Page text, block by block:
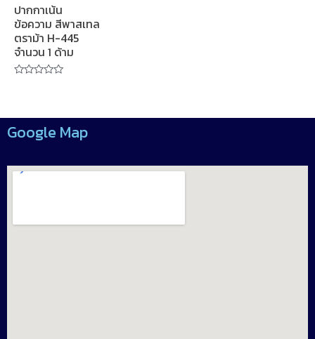
ปากกาเน้น
ข้อความ สีพาสเทล
ตราม้า H-445
จำนวน 1 ด้าม
5
Google Map